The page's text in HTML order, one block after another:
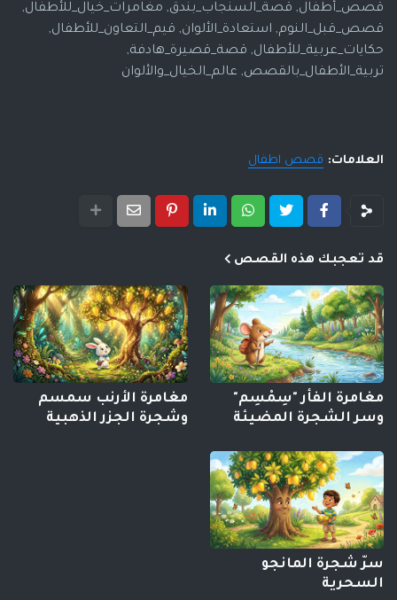
قصص_أطفال, قصة_السنجاب_بندق, مغامرات_خيال_للأطفال,
قصص_قبل_النوم, استعادة_الألوان, قيم_التعاون_للأطفال,
حكايات_عربية_للأطفال, قصة_قصيرة_هادفة,
تربية_الأطفال_بالقصص, عالم_الخيال_والألوان
العلامات: قصص اطفال
قد تعجبك هذه القصص
مغامرة الفأر "سِمْسِم"
وسر الشجرة المضيئة
مغامرة الأرنب سمسم
وشجرة الجزر الذهبية
سرّ شجرة المانجو
السحرية